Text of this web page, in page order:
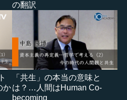
の翻訳
か
「共生」の本当の意味と
は？…人間はHuman Co-
becoming